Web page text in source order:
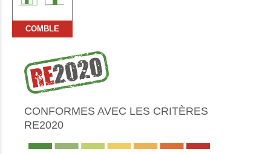
COMBLE
CONFORMES AVEC LES CRITÈRES
RE2020